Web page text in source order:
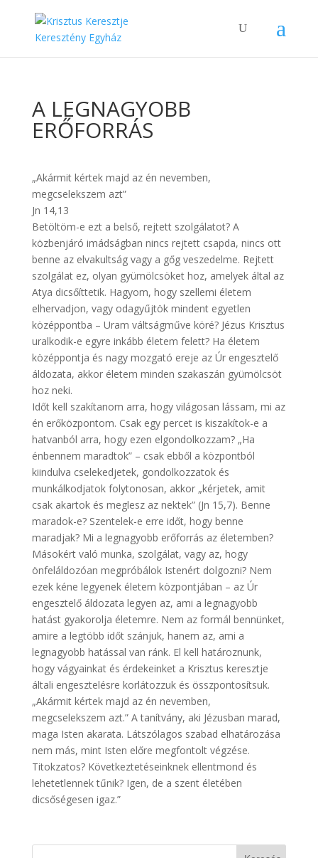
A LEGNAGYOBB
ERŐFORRÁS
„Akármit kértek majd az én nevemben,
megcselekszem azt”
Jn 14,13
Betöltöm-e ezt a belső, rejtett szolgálatot? A
közbenjáró imádságban nincs rejtett csapda, nincs ott
benne az elvakultság vagy a gőg veszedelme. Rejtett
szolgálat ez, olyan gyümölcsöket hoz, amelyek által az
Atya dicsőíttetik. Hagyom, hogy szellemi életem
elhervadjon, vagy odagyűjtök mindent egyetlen
középpontba – Uram váltságműve köré? Jézus Krisztus
uralkodik-e egyre inkább életem felett? Ha életem
középpontja és nagy mozgató ereje az Úr engesztelő
áldozata, akkor életem minden szakaszán gyümölcsöt
hoz neki.
Időt kell szakítanom arra, hogy világosan lássam, mi az
én erőközpontom. Csak egy percet is kiszakítok-e a
hatvanból arra, hogy ezen elgondolkozzam? „Ha
énbennem maradtok” – csak ebből a központból
kiindulva cselekedjetek, gondolkozzatok és
munkálkodjatok folytonosan, akkor „kérjetek, amit
csak akartok és meglesz az nektek” (Jn 15,7). Benne
maradok-e? Szentelek-e erre időt, hogy benne
maradjak? Mi a legnagyobb erőforrás az életemben?
Másokért való munka, szolgálat, vagy az, hogy
önfeláldozóan megpróbálok Istenért dolgozni? Nem
ezek kéne legyenek életem központjában – az Úr
engesztelő áldozata legyen az, ami a legnagyobb
hatást gyakorolja életemre. Nem az formál bennünket,
amire a legtöbb időt szánjuk, hanem az, ami a
legnagyobb hatással van ránk. El kell határoznunk,
hogy vágyainkat és érdekeinket a Krisztus keresztje
általi engesztelésre korlátozzuk és összpontosítsuk.
„Akármit kértek majd az én nevemben,
megcselekszem azt.” A tanítvány, aki Jézusban marad,
maga Isten akarata. Látszólagos szabad elhatározása
nem más, mint Isten előre megfontolt végzése.
Titokzatos? Következtetéseinknek ellentmond és
lehetetlennek tűnik? Igen, de a szent életében
dicsőségesen igaz.”